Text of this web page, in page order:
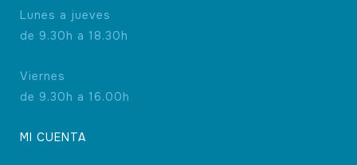
Lunes a jueves
de 9.30h a 18.30h
Viernes
de 9.30h a 16.00h
MI CUENTA